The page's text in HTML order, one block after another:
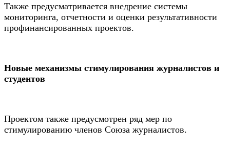
Также предусматривается внедрение системы
мониторинга, отчетности и оценки результативности
профинансированных проектов.
Новые механизмы стимулирования журналистов и
студентов
Проектом также предусмотрен ряд мер по
стимулированию членов Союза журналистов.